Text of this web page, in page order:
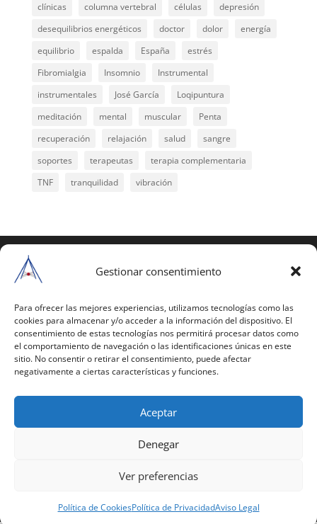
Gestionar consentimiento
Para ofrecer las mejores experiencias, utilizamos tecnologías como las
cookies para almacenar y/o acceder a la información del dispositivo. El
consentimiento de estas tecnologías nos permitirá procesar datos como
el comportamiento de navegación o las identificaciones únicas en este
sitio. No consentir o retirar el consentimiento, puede afectar
negativamente a ciertas características y funciones.
Aceptar
Denegar
Ver preferencias
Política de CookiesPolítica de PrivacidadAviso Legal
clínicas
columna vertebral células
depresión
desequilibrios energéticos
doctor dolor
energía
equilibrio
espalda España
estrés
Fibromialgia
Insomnio
Instrumental
instrumentales
José García
Loqipuntura
meditación
mental muscular
Penta
recuperación
relajación salud
sangre
soportes
terapeutas
terapia complementaria
TNF
tranquilidad vibración
reservados
estas páginas o parte de ellas, necesita pedir
autorización por escrito a Mario Gil Sánchez.
Todos los instrumentales están PATENTADOS.
Web inaugurada en 2002 (última actualización en
Política de Privacidad